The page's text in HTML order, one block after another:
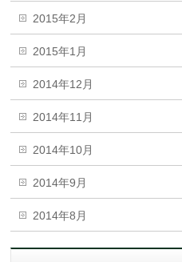
2015年2月
2015年1月
2014年12月
2014年11月
2014年10月
2014年9月
2014年8月